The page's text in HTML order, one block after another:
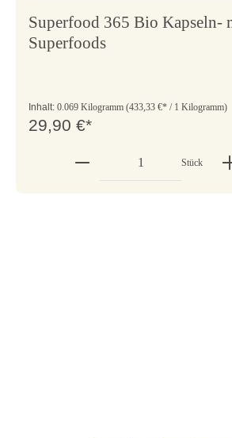
Superfood 365 Bio Kapseln-
Superfoods
Inhalt: 0.069 Kilogramm (433,33 €* / 1 Kilogramm)
29,90 €*
Stück